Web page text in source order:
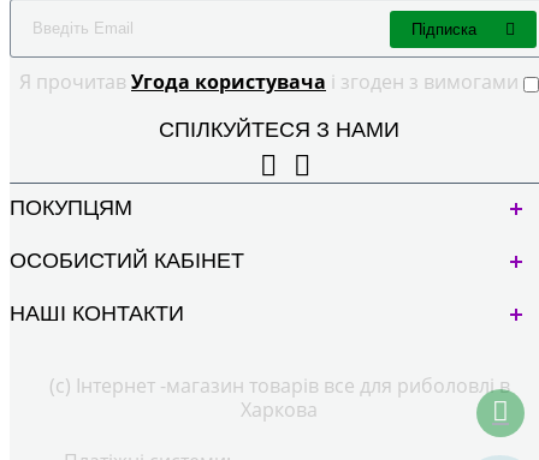
Я прочитав Угода користувача і згоден з вимогами
Підписка
СПІЛКУЙТЕСЯ З НАМИ
ПОКУПЦЯМ
ОСОБИСТИЙ КАБІНЕТ
НАШІ КОНТАКТИ
(с) Інтернет -магазин товарів все для риболовлі в
Харкова